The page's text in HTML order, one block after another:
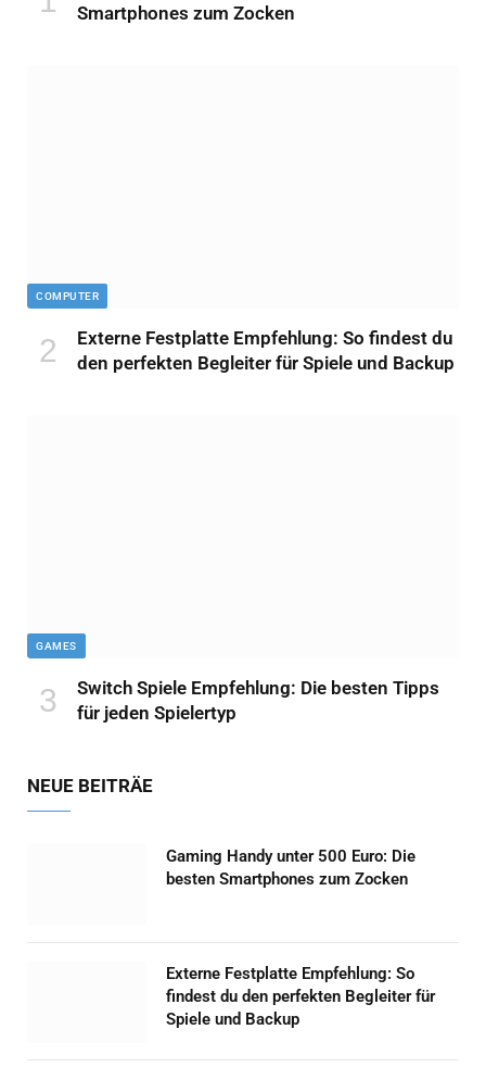
Smartphones zum Zocken
COMPUTER
Externe Festplatte Empfehlung: So findest du
den perfekten Begleiter für Spiele und Backup
GAMES
Switch Spiele Empfehlung: Die besten Tipps
für jeden Spielertyp
NEUE BEITRÄE
Gaming Handy unter 500 Euro: Die
besten Smartphones zum Zocken
Externe Festplatte Empfehlung: So
findest du den perfekten Begleiter für
Spiele und Backup